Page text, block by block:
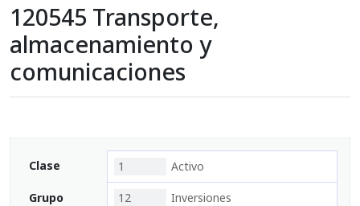
120545 Transporte,
almacenamiento y
comunicaciones
Clase 1 Activo
Grupo 12 Inversiones